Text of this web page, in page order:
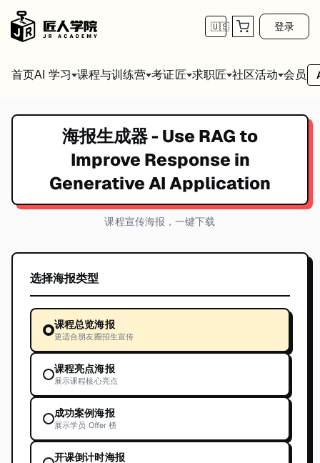
🇺🇸 登录
首页AI 学习 课程与训练营 考证匠 求职匠 社区活动 会员
海报生成器 -Use RAG to
Improve Response in
Generative AI Application
课程宣传海报，一键下载
选择海报类型
课程总览海报
更适合朋友圈招生宣传
课程亮点海报
展示课程核心亮点
成功案例海报
展示学员 Offer 榜
开课倒计时海报